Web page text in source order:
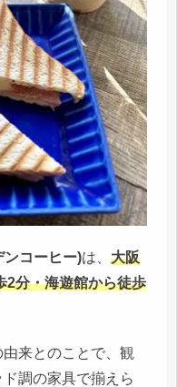
コーヒー)は、 大阪
2分・海遊館から徒歩
来とのことで、観
調の家具で揃えら